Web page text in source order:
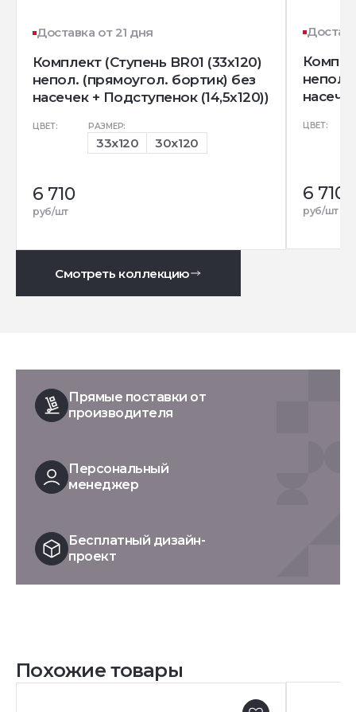
Доставка от 21 дня
Комплект (Ступень BR01 (33x120)
непол. (прямоугол. бортик) без
насечек + Подступенок (14,5x120))
ЦВЕТ: РАЗМЕР:
33x120 30x120
6 710
руб/шт
непол.
ЦВЕТ:
6 710
руб/шт
Смотреть коллекцию
Прямые поставки от
производителя
Персональный
менеджер
Бесплатный дизайн-
проект
Похожие товары